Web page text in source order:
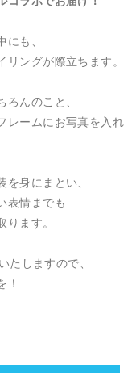
も、
ングが際立ちます。
んのこと、
レームにお写真を入れ
身にまとい、
表情までも
ます。
たしますので、
！